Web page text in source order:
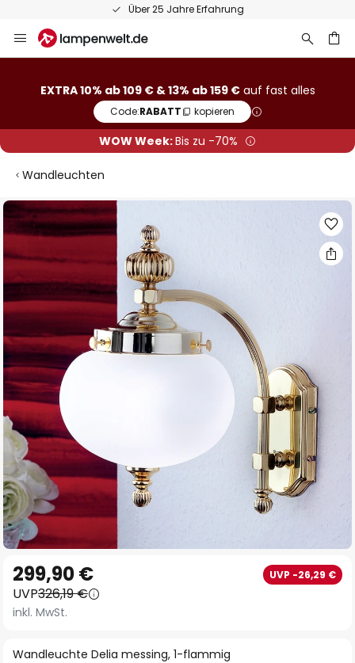
Über 25 Jahre Erfahrung
Inhalt
EXTRA 10% ab 109 € & 13% ab 159 €auf fast alles
Code:RABATT kopieren
WOW Week:Bis zu -70%
Wandleuchten
Zum
Ende
der
Bildgalerie
springen
Anfang
der
Bildgalerie
Wandleuchte Delia messing, 1-flammig
299,90 € UVP -26,29 €
UVP326,19 €
inkl. MwSt.